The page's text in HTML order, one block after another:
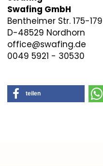
Swafing GmbH
Bentheimer Str. 175-179
D-48529 Nordhorn
office@swafing.de
0049 5921 - 30530
teilen